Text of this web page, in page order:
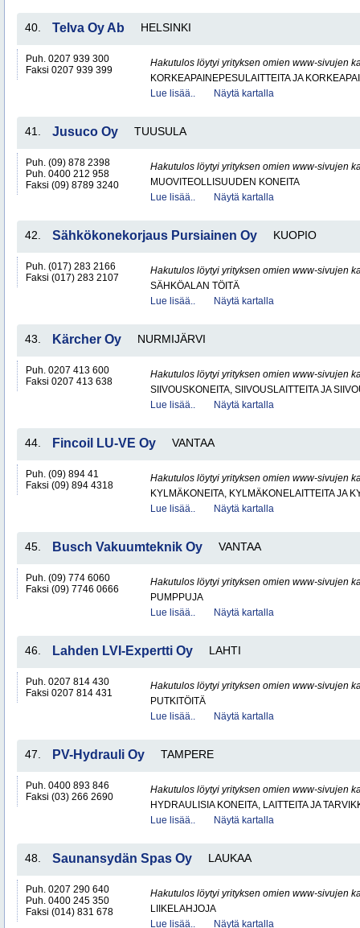
40. Telva Oy Ab HELSINKI
Puh. 0207 939 300
Faksi 0207 939 399
Hakutulos löytyi yrityksen omien www-sivujen
KORKEAPAINEPESULAITTEITA JA
Lue lisää..
Näytä kartalla
41. Jusuco Oy TUUSULA
Puh. (09) 878 2398
Puh. 0400 212 958
Faksi (09) 8789 3240
Hakutulos löytyi yrityksen omien www-sivujen
MUOVITEOLLISUUDEN KONEITA
Lue lisää..
Näytä kartalla
42. Sähkökonekorjaus Pursiainen Oy KUOPIO
Puh. (017) 283 2166
Faksi (017) 283 2107
Hakutulos löytyi yrityksen omien www-sivujen
SÄHKÖALAN TÖITÄ
Lue lisää..
Näytä kartalla
43. Kärcher Oy NURMIJÄRVI
Puh. 0207 413 600
Faksi 0207 413 638
Hakutulos löytyi yrityksen omien www-sivujen
SIIVOUSKONEITA, SIIVOUSLAITTEITA JA
Lue lisää..
Näytä kartalla
44. Fincoil LU-VE Oy VANTAA
Puh. (09) 894 41
Faksi (09) 894 4318
Hakutulos löytyi yrityksen omien www-sivujen
KYLMÄKONEITA, KYLMÄKONELAITTEITA JA
Lue lisää..
Näytä kartalla
45. Busch Vakuumteknik Oy VANTAA
Puh. (09) 774 6060
Faksi (09) 7746 0666
Hakutulos löytyi yrityksen omien www-sivujen
PUMPPUJA
Lue lisää..
Näytä kartalla
46. Lahden LVI-Expertti Oy LAHTI
Puh. 0207 814 430
Faksi 0207 814 431
Hakutulos löytyi yrityksen omien www-sivujen
PUTKITÖITÄ
Lue lisää..
Näytä kartalla
47. PV-Hydrauli Oy TAMPERE
Puh. 0400 893 846
Faksi (03) 266 2690
Hakutulos löytyi yrityksen omien www-sivujen
HYDRAULISIA KONEITA, LAITTEITA JA
Lue lisää..
Näytä kartalla
48. Saunansydän Spas Oy LAUKAA
Puh. 0207 290 640
Puh. 0400 245 350
Faksi (014) 831 678
Hakutulos löytyi yrityksen omien www-sivujen
LIIKELAHJOJA
Lue lisää..
Näytä kartalla